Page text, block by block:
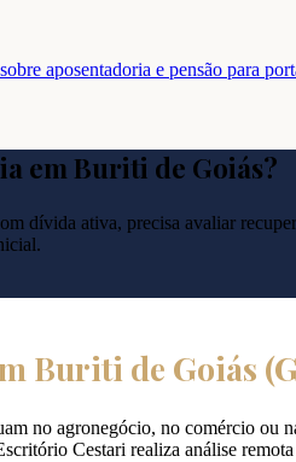
aposentadoria e pensão para
em Buriti de Goiás?
dívida ativa, precisa avaliar
Buriti de Goiás (
no agronegócio, no comércio ou
Cestari realiza análise